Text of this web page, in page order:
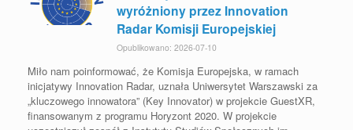
wyróżniony przez Innovation
Radar Komisji Europejskiej
Opublikowano: 2026-07-10
Miło nam poinformować, że Komisja Europejska, w ramach
inicjatywy Innovation Radar, uznała Uniwersytet Warszawski za
„kluczowego innowatora” (Key Innovator) w projekcie GuestXR,
finansowanym z programu Horyzont 2020. W projekcie